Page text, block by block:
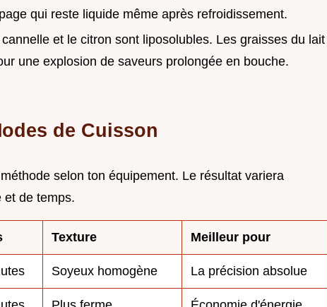
qui reste liquide même après refroidissement.
cannelle et le citron sont liposolubles. Les graisses du lait
une explosion de saveurs prolongée en bouche.
de Cuisson
selon ton équipement. Le résultat variera
et de temps.
Texture Meilleur pour
Soyeux homogène La précision absolue